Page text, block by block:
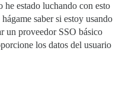
he estado luchando con esto
saber si estoy usando
un proveedor SSO básico
los datos del usuario